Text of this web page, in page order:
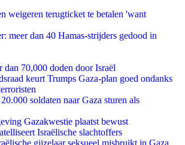
weigeren terugticket te betalen 'want
meer dan 40 Hamas-strijders gedood in
dan 70,000 doden door Israël
keurt Trumps Gaza-plan goed ondanks
soldaten naar Gaza sturen als
Gazakwestie plaatst bewust
Israëlische slachtoffers
gijzelaar seksueel misbruikt in Gaza